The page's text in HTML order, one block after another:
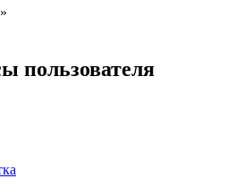
пользователя